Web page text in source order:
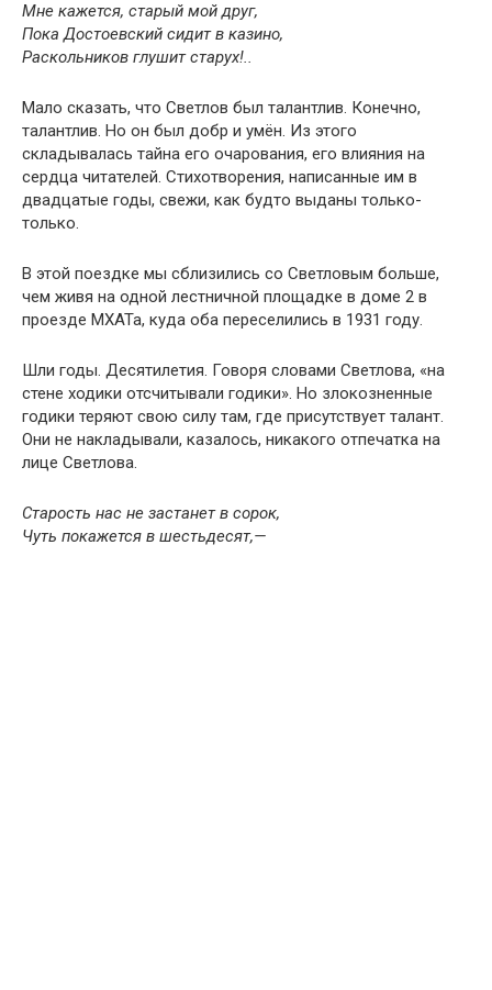
Мне кажется, старый мой друг,
Пока Достоевский сидит в казино,
Раскольников глушит старух!..
Мало сказать, что Светлов был талантлив. Конечно,
талантлив. Но он был добр и умён. Из этого
складывалась тайна его очарования, его влияния на
сердца читателей. Стихотворения, написанные им в
двадцатые годы, свежи, как будто выданы только-
только.
В этой поездке мы сблизились со Светловым больше,
чем живя на одной лестничной площадке в доме 2 в
проезде МХАТа, куда оба переселились в 1931 году.
Шли годы. Десятилетия. Говоря словами Светлова, «на
стене ходики отсчитывали годики». Но злокозненные
годики теряют свою силу там, где присутствует талант.
Они не накладывали, казалось, никакого отпечатка на
лице Светлова.
Старость нас не застанет в сорок,
Чуть покажется в шестьдесят,—